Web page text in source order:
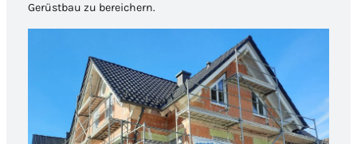
Gerüstbau zu bereichern.